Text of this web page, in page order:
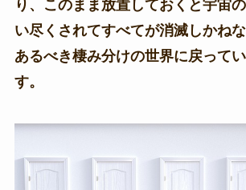
り、このまま放置しておくと宇宙
い尽くされてすべてが消滅しかね
あるべき棲み分けの世界に戻って
す。